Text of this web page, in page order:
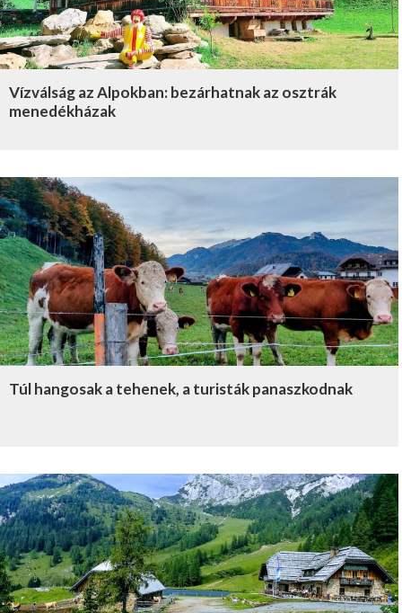
Vízválság az Alpokban: bezárhatnak az osztrák
menedékházak
Túl hangosak a tehenek, a turisták panaszkodnak